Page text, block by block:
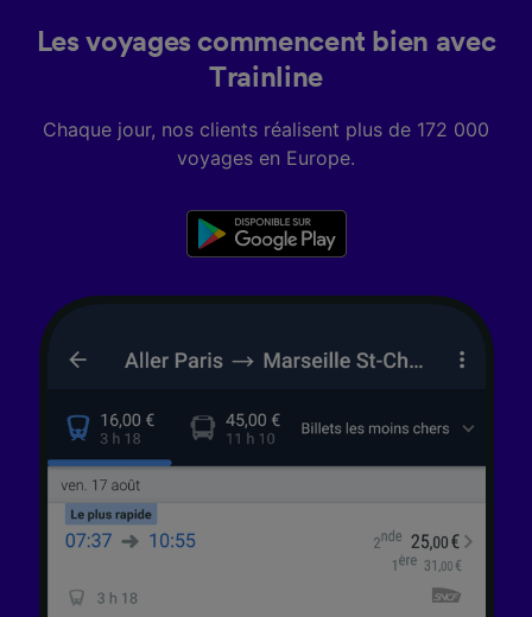
Les voyages commencent bien avec
Trainline
Chaque jour, nos clients réalisent plus de 172 000
voyages en Europe.